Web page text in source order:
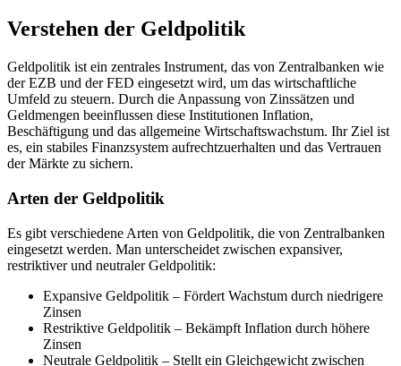
Verstehen der Geldpolitik
Geldpolitik ist ein zentrales Instrument, das von Zentralbanken wie
der EZB und der FED eingesetzt wird, um das wirtschaftliche
Umfeld zu steuern. Durch die Anpassung von Zinssätzen und
Geldmengen beeinflussen diese Institutionen Inflation,
Beschäftigung und das allgemeine Wirtschaftswachstum. Ihr Ziel ist
es, ein stabiles Finanzsystem aufrechtzuerhalten und das Vertrauen
der Märkte zu sichern.
Arten der Geldpolitik
Es gibt verschiedene Arten von Geldpolitik, die von Zentralbanken
eingesetzt werden. Man unterscheidet zwischen expansiver,
restriktiver und neutraler Geldpolitik:
Expansive Geldpolitik – Fördert Wachstum durch niedrigere
Zinsen
Restriktive Geldpolitik – Bekämpft Inflation durch höhere
Zinsen
Neutrale Geldpolitik – Stellt ein Gleichgewicht zwischen